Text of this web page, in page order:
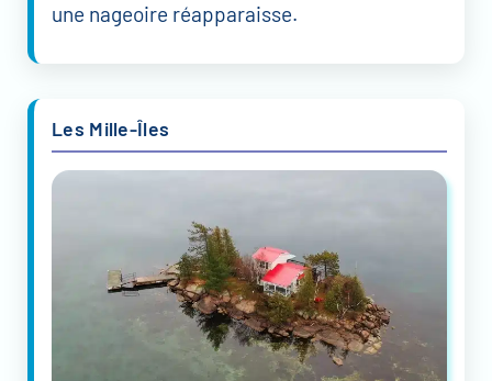
une nageoire réapparaisse.
Les Mille-Îles